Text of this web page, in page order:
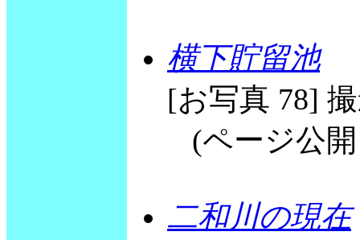
横下貯留池
[お写真 78]
(ページ公開
二和川の現在